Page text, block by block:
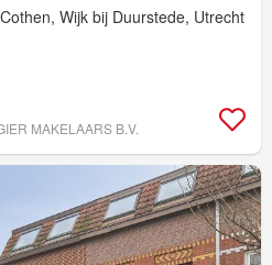
Wijk bij Duurstede, Utrecht
MAKELAARS B.V.